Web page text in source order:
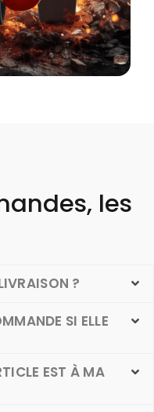
les
?
SI ELLE
EST À MA